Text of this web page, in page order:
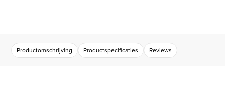
Productomschrijving Productspecificaties Reviews